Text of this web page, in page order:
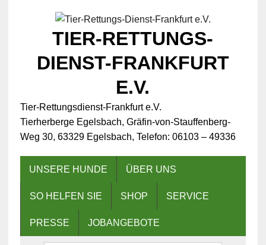
TIER-RETTUNGS-
DIENST-FRANKFURT
E.V.
Tier-Rettungsdienst-Frankfurt e.V.
Tierherberge Egelsbach, Gräfin-von-Stauffenberg-
Weg 30, 63329 Egelsbach, Telefon: 06103 – 49336
UNSERE HUNDE ÜBER UNS
SO HELFEN SIE SHOP SERVICE
PRESSE JOBANGEBOTE